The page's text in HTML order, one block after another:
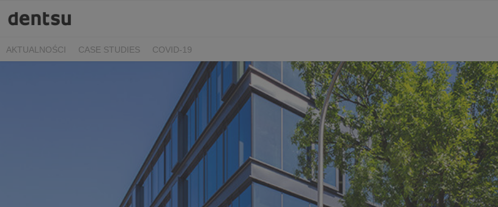
AKTUALNOŚCI CASE STUDIES COVID-19